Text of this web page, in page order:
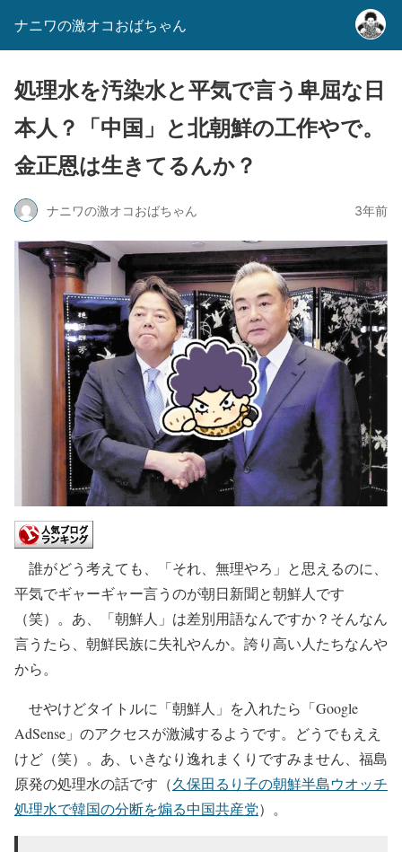
ナニワの激オコおばちゃん
処理水を汚染水と平気で言う卑屈な日
本人？「中国」と北朝鮮の工作やで。
金正恩は生きてるんか？
ナニワの激オコおばちゃん 3年前
誰がどう考えても、「それ、無理やろ」と思えるのに、
平気でギャーギャー言うのが朝日新聞と朝鮮人です
（笑）。あ、「朝鮮人」は差別用語なんですか？そんなん
言うたら、朝鮮民族に失礼やんか。誇り高い人たちなんや
から。
せやけどタイトルに「朝鮮人」を入れたら「Google
AdSense」のアクセスが激減するようです。どうでもええ
けど（笑）。あ、いきなり逸れまくりですみません、福島
原発の処理水の話です（久保田るり子の朝鮮半島ウオッチ
処理水で韓国の分断を煽る中国共産党）。